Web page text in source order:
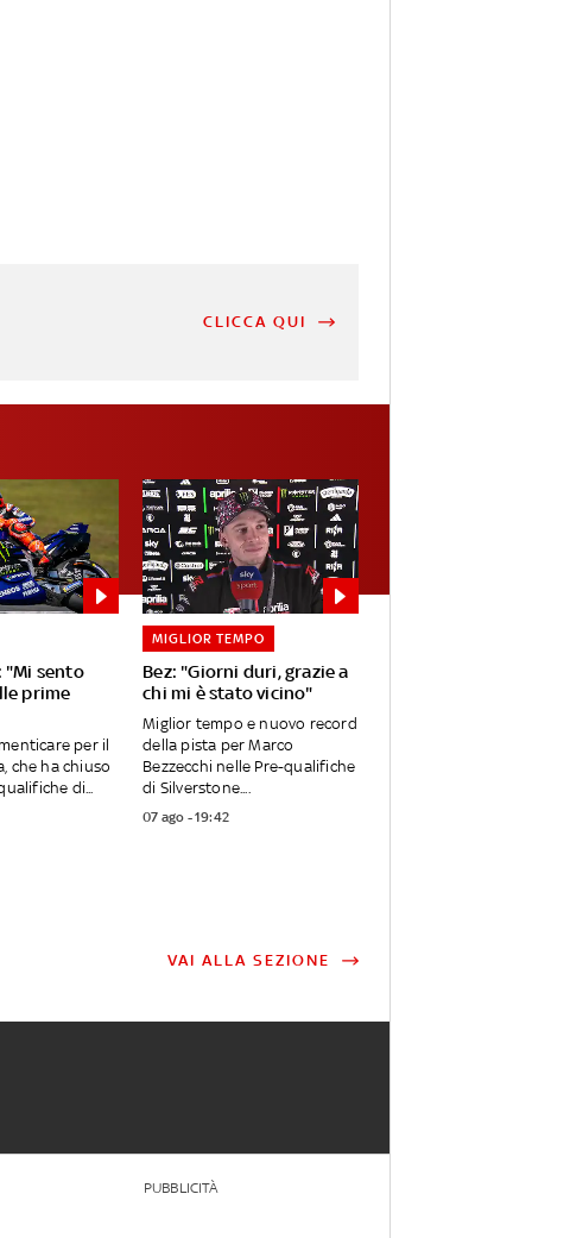
CLICCA QUI
"Mi sento
prime
per il
che ha chiuso
di...
Bez: "Giorni duri, grazie a
chi mi è stato vicino"
MIGLIOR TEMPO
Miglior tempo e nuovo record
della pista per Marco
Bezzecchi nelle Pre-qualifiche
di Silverstone....
07 ago - 19:42
VAI ALLA SEZIONE
PUBBLICITÀ